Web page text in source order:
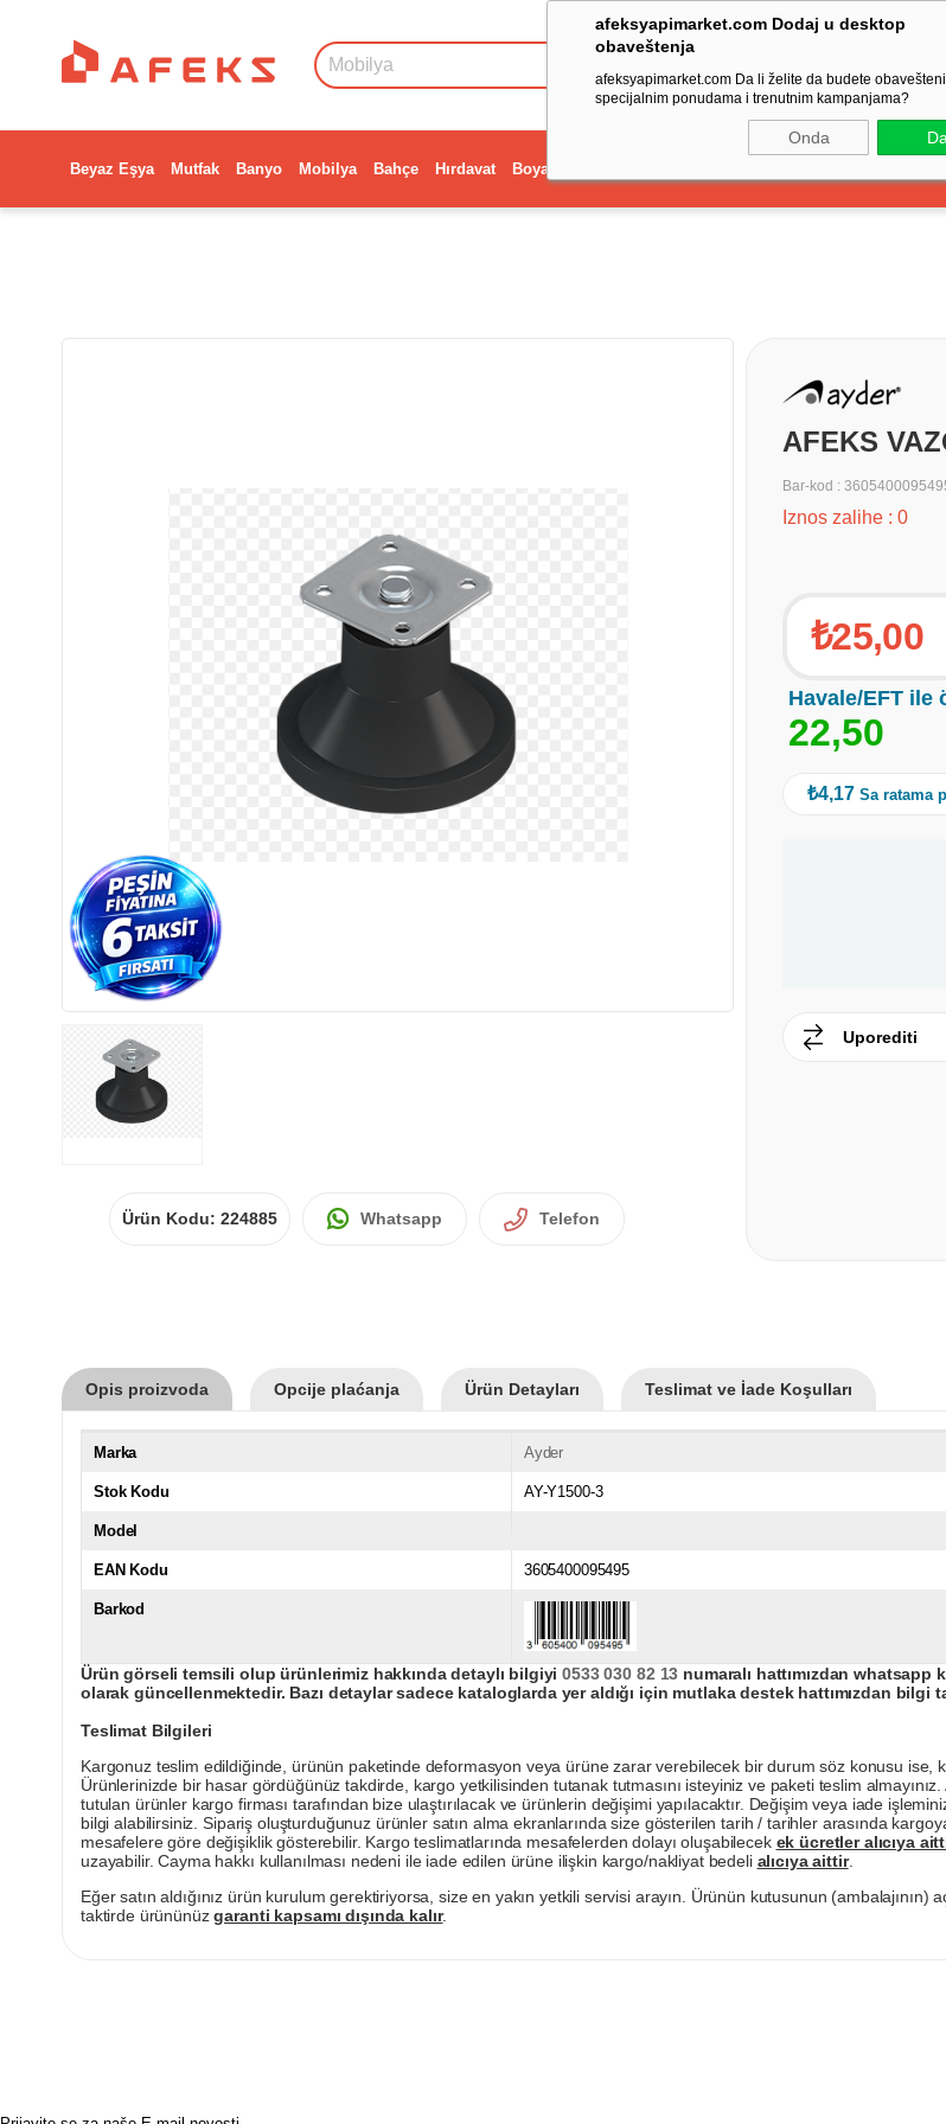
afeksyapimarket.com Dodaj u desktop
obaveštenja
afeksyapimarket.com Da li želite da budete
specijalnim ponudama i trenutnim kampanjama?
Onda Da
Beyaz Eşya Mutfak Banyo Mobilya Bahçe Hırdavat Boya
Ürün Kodu: 224885 Whatsapp Telefon
AFEKS
Bar-kod :
Iznos zalihe : 0
₺25,00
Havale/EFT ile
22,50
₺4,17 Sa ratama
Uporediti
Opis proizvoda Opcije plaćanja Ürün Detayları Teslimat ve İade Koşulları
Marka Ayder
Stok Kodu AY-Y1500-3
Model
EAN Kodu 3605400095495
Barkod
Ürün görseli temsili olup ürünlerimiz hakkında detaylı bilgiyi0533 030 82 13 numaralı hattımızdan
olarak güncellenmektedir. Bazı detaylar sadece kataloglarda yer aldığı için mutlaka destek hattımızdan bilgi
Teslimat Bilgileri
Kargonuz teslim edildiğinde, ürünün paketinde deformasyon veya ürüne zarar verebilecek bir durum söz konusu
Ürünlerinizde bir hasar gördüğünüz takdirde, kargo yetkilisinden tutanak tutmasını isteyiniz ve paketi teslim
tutulan ürünler kargo firması tarafından bize ulaştırılacak ve ürünlerin değişimi yapılacaktır. Değişim veya iade
bilgi alabilirsiniz. Sipariş oluşturduğunuz ürünler satın alma ekranlarında size gösterilen tarih / tarihler arasında
mesafelere göre değişiklik gösterebilir. Kargo teslimatlarında mesafelerden dolayı oluşabilecek ek ücretler alıcıya
uzayabilir. Cayma hakkı kullanılması nedeni ile iade edilen ürüne ilişkin kargo/nakliyat bedeli alıcıya aittir.
Eğer satın aldığınız ürün kurulum gerektiriyorsa, size en yakın yetkili servisi arayın. Ürünün kutusunun (ambalajının)
taktirde ürününüzgaranti kapsamı dışında kalır.